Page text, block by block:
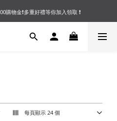
5折起❗超值入手就趁現在🔥
購物金❗多重好禮等你加入領取 ❗
面5折起❗超值入手就趁現在🔥
每頁顯示 24 個